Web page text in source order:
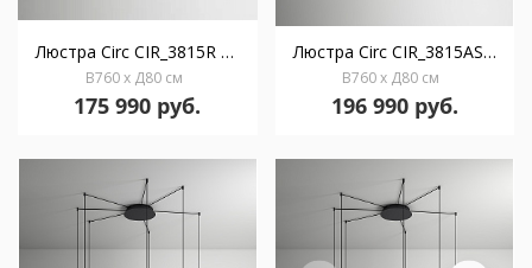
Люстра Circ CIR_3815R с углубленным навесом
В760 x Д80 см
175 990 руб.
Люстра Circ CIR_3815AS с акустической панелью
В760 x Д80 см
196 990 руб.